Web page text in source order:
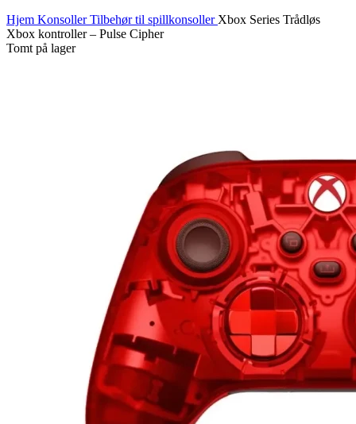
Hjem KonsollerTilbehør til spillkonsoller Xbox Series Trådløs
Xbox kontroller – Pulse Cipher
Tomt på lager